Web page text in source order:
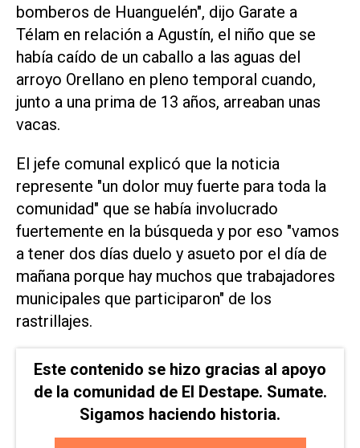
bomberos de Huanguelén", dijo Garate a
Télam en relación a Agustín, el niño que se
había caído de un caballo a las aguas del
arroyo Orellano en pleno temporal cuando,
junto a una prima de 13 años, arreaban unas
vacas.
El jefe comunal explicó que la noticia
represente "un dolor muy fuerte para toda la
comunidad" que se había involucrado
fuertemente en la búsqueda y por eso "vamos
a tener dos días duelo y asueto por el día de
mañana porque hay muchos que trabajadores
municipales que participaron" de los
rastrillajes.
Este contenido se hizo gracias al apoyo
de la comunidad de El Destape. Sumate.
Sigamos haciendo historia.